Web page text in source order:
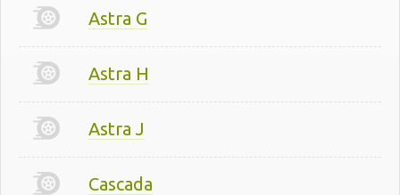
Astra G
Astra H
Astra J
Cascada